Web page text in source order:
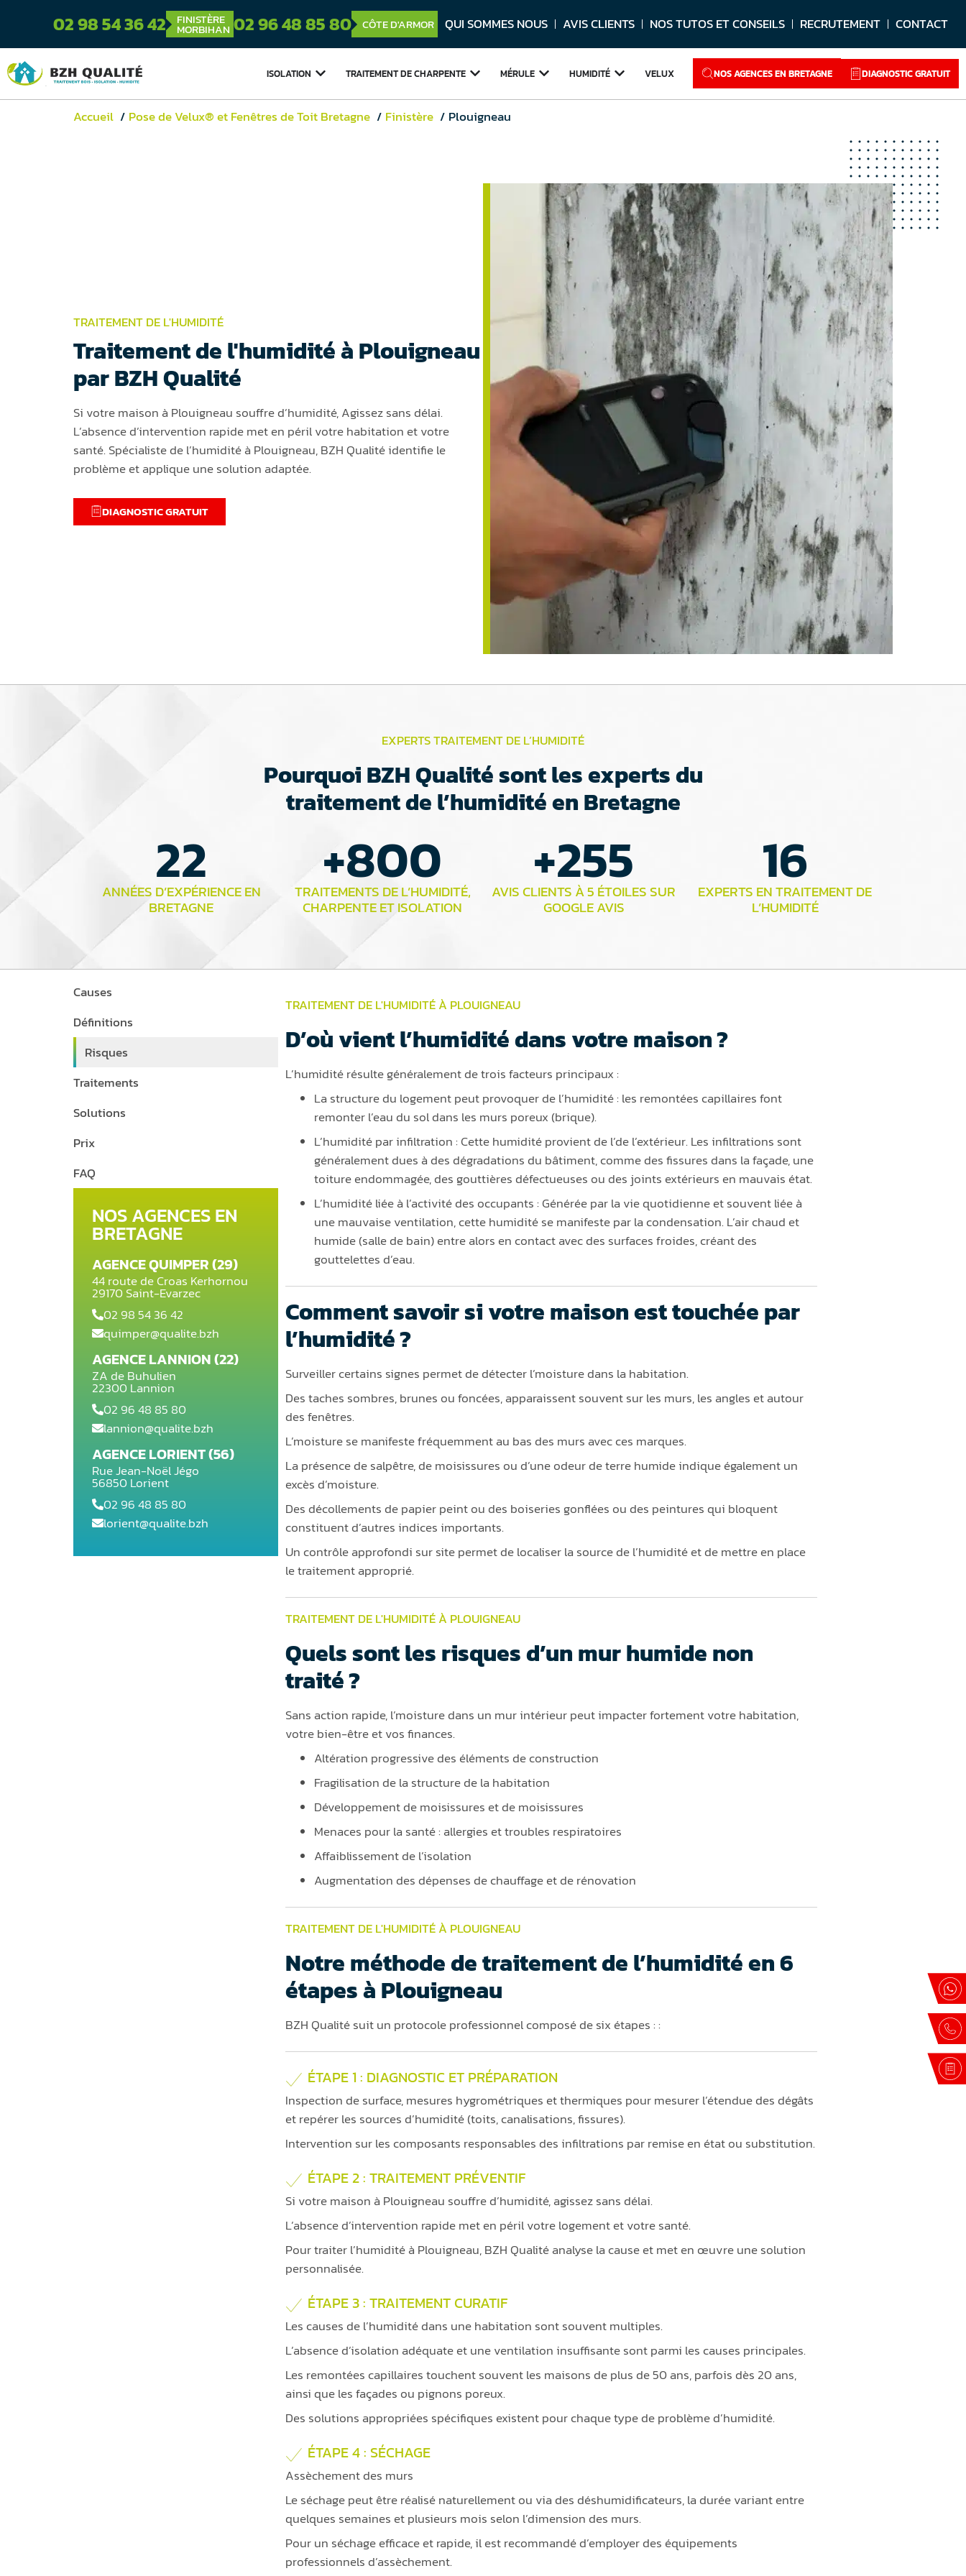
02 98 54 36 42 FINISTÈRE
MORBIHAN 02 96 48 85 80 CÔTE D'ARMOR QUI SOMMES NOUS AVIS CLIENTS NOS TUTOS ET CONSEILS RECRUTEMENT CONTACT
ISOLATION TRAITEMENT DECHARPENTE MÉRULE HUMIDITÉ VELUX NOS AGENCES EN BRETAGNE DIAGNOSTIC GRATUIT
Accueil Pose de Velux® et Fenêtres de Toit Bretagne Finistère Plouigneau
TRAITEMENT DE L'HUMIDITÉ
Traitement de l'humidité à Plouigneau
par BZH Qualité
Si votre maison à Plouigneau souffre d’humidité, Agissez sans délai.
L’absence d’intervention rapide met en péril votre habitation et votre
santé. Spécialiste de l’humidité à Plouigneau, BZH Qualité identifie le
problème et applique une solution adaptée.
DIAGNOSTIC GRATUIT
EXPERTS TRAITEMENT DE L’HUMIDITÉ
Pourquoi BZH Qualité sont les experts du
traitement de l’humidité en Bretagne
ANNÉES D’EXPÉRIENCE EN
BRETAGNE
22 TRAITEMENTS DE L’HUMIDITÉ,
CHARPENTE ET ISOLATION
+800 AVIS CLIENTS À 5 ÉTOILES SUR
GOOGLE AVIS
+255 EXPERTS EN TRAITEMENT DE
L’HUMIDITÉ
16
Causes
Définitions
Risques
Traitements
Solutions
Prix
FAQ
NOS AGENCES EN
BRETAGNE
AGENCE QUIMPER (29)
44 route de Croas Kerhornou
29170 Saint-Evarzec
02 98 54 36 42
quimper@qualite.bzh
AGENCE LANNION (22)
ZA de Buhulien
22300 Lannion
02 96 48 85 80
lannion@qualite.bzh
AGENCE LORIENT (56)
Rue Jean-Noël Jégo
56850 Lorient
02 96 48 85 80
lorient@qualite.bzh
TRAITEMENT DE L'HUMIDITÉ À PLOUIGNEAU
D’où vient l’humidité dans votre maison ?
L’humidité résulte généralement de trois facteurs principaux :
La structure du logement peut provoquer de l’humidité : les remontées capillaires font
remonter l’eau du sol dans les murs poreux (brique).
L’humidité par infiltration : Cette humidité provient de l’de l’extérieur. Les infiltrations sont
généralement dues à des dégradations du bâtiment, comme des fissures dans la façade, une
toiture endommagée, des gouttières défectueuses ou des joints extérieurs en mauvais état.
L’humidité liée à l’activité des occupants : Générée par la vie quotidienne et souvent liée à
une mauvaise ventilation, cette humidité se manifeste par la condensation. L’air chaud et
humide (salle de bain) entre alors en contact avec des surfaces froides, créant des
gouttelettes d’eau.
Comment savoir si votre maison est touchée par
l’humidité ?
Surveiller certains signes permet de détecter l’moisture dans la habitation.
Des taches sombres, brunes ou foncées, apparaissent souvent sur les murs, les angles et autour
des fenêtres.
L’moisture se manifeste fréquemment au bas des murs avec ces marques.
La présence de salpêtre, de moisissures ou d’une odeur de terre humide indique également un
excès d’moisture.
Des décollements de papier peint ou des boiseries gonflées ou des peintures qui bloquent
constituent d’autres indices importants.
Un contrôle approfondi sur site permet de localiser la source de l’humidité et de mettre en place
le traitement approprié.
TRAITEMENT DE L'HUMIDITÉ À PLOUIGNEAU
Quels sont les risques d’un mur humide non
traité ?
Sans action rapide, l’moisture dans un mur intérieur peut impacter fortement votre habitation,
votre bien-être et vos finances.
Altération progressive des éléments de construction
Fragilisation de la structure de la habitation
Développement de moisissures et de moisissures
Menaces pour la santé : allergies et troubles respiratoires
Affaiblissement de l’isolation
Augmentation des dépenses de chauffage et de rénovation
TRAITEMENT DE L'HUMIDITÉ À PLOUIGNEAU
Notre méthode de traitement de l’humidité en 6
étapes à Plouigneau
BZH Qualité suit un protocole professionnel composé de six étapes : :
ÉTAPE 1 : DIAGNOSTIC ET PRÉPARATION
Inspection de surface, mesures hygrométriques et thermiques pour mesurer l’étendue des dégâts
et repérer les sources d’humidité (toits, canalisations, fissures).
Intervention sur les composants responsables des infiltrations par remise en état ou substitution.
ÉTAPE 2 : TRAITEMENT PRÉVENTIF
Si votre maison à Plouigneau souffre d’humidité, agissez sans délai.
L’absence d’intervention rapide met en péril votre logement et votre santé.
Pour traiter l’humidité à Plouigneau, BZH Qualité analyse la cause et met en œuvre une solution
personnalisée.
ÉTAPE 3 : TRAITEMENT CURATIF
Les causes de l’humidité dans une habitation sont souvent multiples.
L’absence d’isolation adéquate et une ventilation insuffisante sont parmi les causes principales.
Les remontées capillaires touchent souvent les maisons de plus de 50 ans, parfois dès 20 ans,
ainsi que les façades ou pignons poreux.
Des solutions appropriées spécifiques existent pour chaque type de problème d’humidité.
ÉTAPE 4 : SÉCHAGE
Assèchement des murs
Le séchage peut être réalisé naturellement ou via des déshumidificateurs, la durée variant entre
quelques semaines et plusieurs mois selon l’dimension des murs.
Pour un séchage efficace et rapide, il est recommandé d’employer des équipements
professionnels d’assèchement.